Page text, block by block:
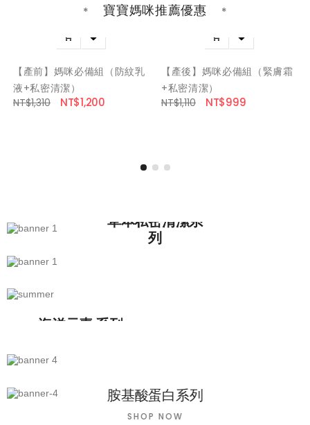
寶寶媽咪推薦優惠
 
【產前】媽咪必備組（防紋乳
液+私密清潔）
NT$1,310
NT$1,200
 
【產後】媽咪必備組（緊膚霜
+私密清潔）
NT$1,110
NT$999
草本私密清潔系
列
濟 州 系列
海洋元素 系列
媽媽咪呀系列
植萃洗手系列胺基酸蛋白系列
SHOP NOW